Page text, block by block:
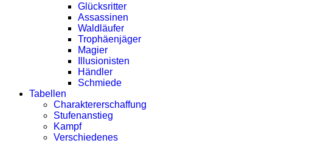
Glücksritter
Assassinen
Waldläufer
Trophäenjäger
Magier
Illusionisten
Händler
Schmiede
Tabellen
Charaktererschaffung
Stufenanstieg
Kampf
Verschiedenes